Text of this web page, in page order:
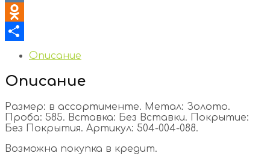
VK
Odnoklassniki
Отправить
Описание
Описание
Размер: в ассортименте. Метал: Золото.
Проба: 585. Вставка: Без Вставки. Покрытие:
Без Покрытия. Артикул: 504-004-088.
Возможна покупка в кредит.